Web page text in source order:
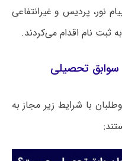
نور، پردیس و غیرانتفاعی
ثبت نام اقدام می‌کردند.
سوابق تحصیلی
با شرایط زیر مجاز به